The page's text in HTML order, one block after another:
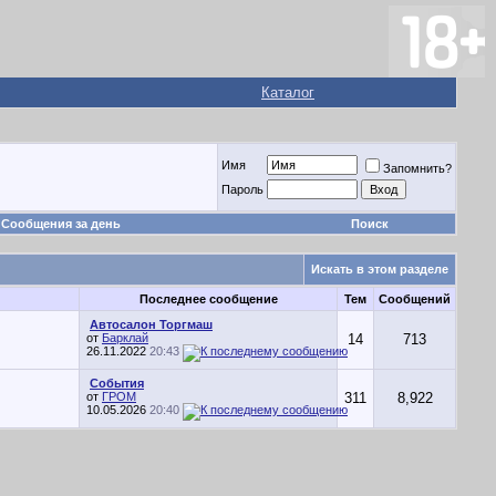
Каталог
Имя
Запомнить?
Пароль
Сообщения за день Поиск
Искать в этом разделе
Последнее сообщение Тем Сообщений
Автосалон Торгмаш
от Барклай
26.11.2022 20:43
14 713
События
от ГРОМ
10.05.2026 20:40
311 8,922